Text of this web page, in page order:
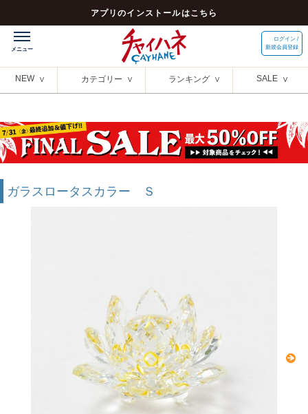
アプリのインストールはこちら
ログイン /
新規会員登録
NEW カテゴリー ランキング SALE
ガラスロータスカラー Ｓ